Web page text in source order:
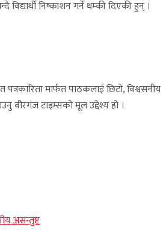
विद्यार्थी निष्काशन गर्ने धम्की दिएकी हुन् ।
पत्रकारिता मार्फत पाठकलाई छिटो, विश्वसनीय
वीरगंज टाइम्सको मूल उद्देश्य हो ।